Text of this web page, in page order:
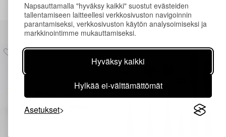
Napsauttamalla "hyväksy kaikki" suostut evästeiden
tallentamiseen laitteellesi verkkosivuston navigoinnin
parantamiseksi, verkkosivuston käytön analysoimiseksi ja
markkinointimme mukauttamiseksi.
Hyväksy kaikki
Hylkää ei-välttämättömät
Asetukset
Muiden katsomia kohteita